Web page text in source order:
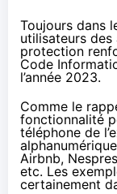
Toujours dans
utilisateurs des
protection
Code
l’année 2023.
Comme le
fonctionnalité
téléphone de
Airbnb,
etc. Les
certainement